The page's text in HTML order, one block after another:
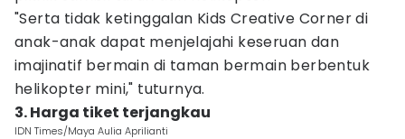
"Serta tidak ketinggalan Kids Creative Corner di
anak-anak dapat menjelajahi keseruan dan
imajinatif bermain di taman bermain berbentuk
helikopter mini," tuturnya.
3. Harga tiket terjangkau
IDN Times/Maya Aulia Aprilianti